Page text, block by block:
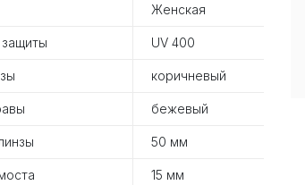
Женская
UV 400
коричневый
бежевый
50 мм
15 мм